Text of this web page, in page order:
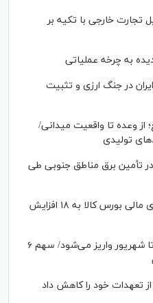
تجارت خارجی با تکیه بر
به چرخه عملیاتی
در جنگ ارزی و تثبیت
وعده تا واقعیت میدانی/
تأمین برق مناطق جنوبی طی
ساعت پایان معاملات بازار‌های مالی بورس کالا به ۱۸ افزایش
بخشی از سود سهام عدالت تا شهریور واریز می‌شود/ سهم ۶